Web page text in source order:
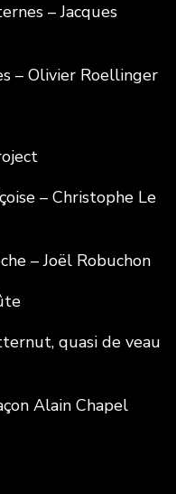
– Jacques
– Olivier Roellinger
– Christophe Le
– Joël Robuchon
quasi de veau
Alain Chapel